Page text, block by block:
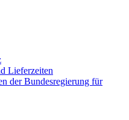
Lieferzeiten
der Bundesregierung für